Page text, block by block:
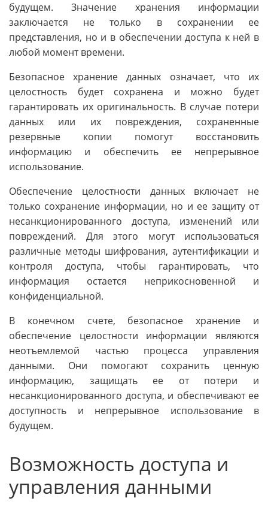
будущем. Значение хранения информации
заключается не только в сохранении ее
представления, но и в обеспечении доступа к ней в
любой момент времени.
Безопасное хранение данных означает, что их
целостность будет сохранена и можно будет
гарантировать их оригинальность. В случае потери
данных или их повреждения, сохраненные
резервные копии помогут восстановить
информацию и обеспечить ее непрерывное
использование.
Обеспечение целостности данных включает не
только сохранение информации, но и ее защиту от
несанкционированного доступа, изменений или
повреждений. Для этого могут использоваться
различные методы шифрования, аутентификации и
контроля доступа, чтобы гарантировать, что
информация остается неприкосновенной и
конфиденциальной.
В конечном счете, безопасное хранение и
обеспечение целостности информации являются
неотъемлемой частью процесса управления
данными. Они помогают сохранить ценную
информацию, защищать ее от потери и
несанкционированного доступа, и обеспечивают ее
доступность и непрерывное использование в
будущем.
Возможность доступа и
управления данными